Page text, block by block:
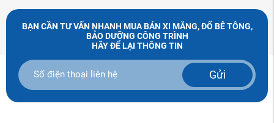
BẠN CẦN TƯ VẤN NHANH MUA BÁN XI MĂNG, ĐỔ BÊ TÔNG,
BẢO DƯỠNG CÔNG TRÌNH
HÃY ĐỂ LẠI THÔNG TIN
Gửi